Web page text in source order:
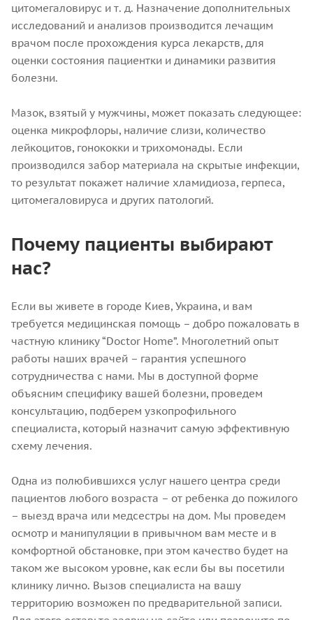
цитомегаловирус и т. д. Назначение дополнительных
исследований и анализов производится лечащим
врачом после прохождения курса лекарств, для
оценки состояния пациентки и динамики развития
болезни.
Мазок, взятый у мужчины, может показать следующее:
оценка микрофлоры, наличие слизи, количество
лейкоцитов, гонококки и трихомонады. Если
производился забор материала на скрытые инфекции,
то результат покажет наличие хламидиоза, герпеса,
цитомегаловируса и других патологий.
Почему пациенты выбирают
нас?
Если вы живете в городе Киев, Украина, и вам
требуется медицинская помощь – добро пожаловать в
частную клинику “Doctor Home”. Многолетний опыт
работы наших врачей – гарантия успешного
сотрудничества с нами. Мы в доступной форме
объясним специфику вашей болезни, проведем
консультацию, подберем узкопрофильного
специалиста, который назначит самую эффективную
схему лечения.
Одна из полюбившихся услуг нашего центра среди
пациентов любого возраста – от ребенка до пожилого
– выезд врача или медсестры на дом. Мы проведем
осмотр и манипуляции в привычном вам месте и в
комфортной обстановке, при этом качество будет на
таком же высоком уровне, как если бы вы посетили
клинику лично. Вызов специалиста на вашу
территорию возможен по предварительной записи.